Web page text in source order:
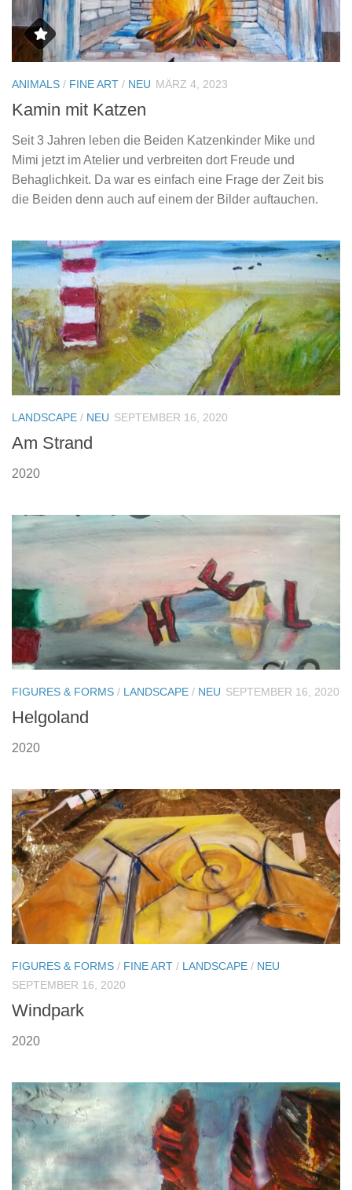
ANIMALS / FINE ART / NEU MÄRZ 4, 2023
Kamin mit Katzen
Seit 3 Jahren leben die Beiden Katzenkinder Mike und
Mimi jetzt im Atelier und verbreiten dort Freude und
Behaglichkeit. Da war es einfach eine Frage der Zeit bis
die Beiden denn auch auf einem der Bilder auftauchen.
LANDSCAPE / NEU SEPTEMBER 16, 2020
Am Strand
2020
FIGURES & FORMS / LANDSCAPE / NEU SEPTEMBER 16, 2020
Helgoland
2020
FIGURES & FORMS / FINE ART / LANDSCAPE / NEU
SEPTEMBER 16, 2020
Windpark
2020